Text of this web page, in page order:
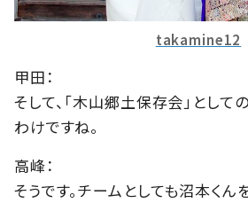
takamine12
甲田：
そして、「木山郷土保存会」として
わけですね。
高峰：
そうです。チームとしても沼本くん